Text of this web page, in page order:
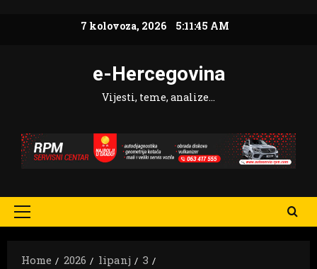
7 kolovoza, 2026 5:11:46 AM
e-Hercegovina
Vijesti, teme, analize…
Primary
Home
2026 lipanj
3